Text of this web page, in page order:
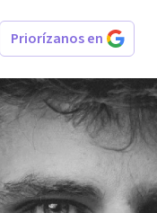
Priorízanos en